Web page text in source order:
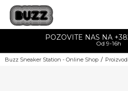
POZOVITE NAS NA
Od 9-16h
Buzz Sneaker Station - Online Shop Proizvodi